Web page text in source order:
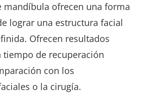
mandíbula ofrecen una forma
lograr una estructura facial
Ofrecen resultados
tiempo de recuperación
con los
o la cirugía.